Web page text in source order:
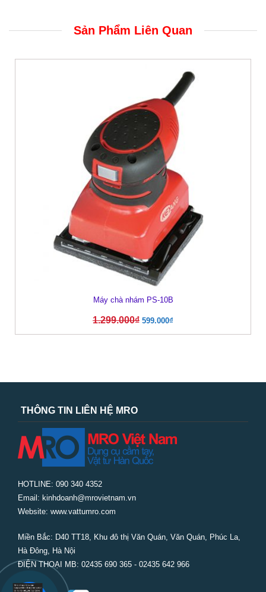
Sản Phẩm Liên Quan
Máy chà nhám PS-10B
1.299.000₫ 599.000₫
THÔNG TIN LIÊN HỆ MRO
HOTLINE: 090 340 4352
Email: kinhdoanh@mrovietnam.vn
Website: www.vattumro.com
Miền Bắc: D40 TT18, Khu đô thị Văn Quán, Văn Quán, Phúc La,
Hà Đông, Hà Nội
ĐIỆN THOẠI MB: 02435 690 365 - 02435 642 966